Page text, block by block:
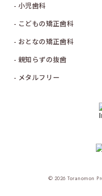
- 小児歯科
- こどもの矯正歯科
- おとなの矯正歯科
- 親知らずの抜歯
- メタルフリー
© 2026 Toranomon